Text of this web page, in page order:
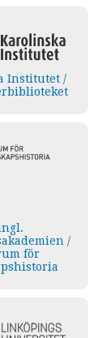
Institutet /
/
för